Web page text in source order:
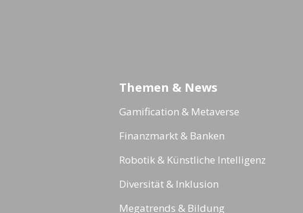
Themen & News
Gamification & Metaverse
Finanzmarkt & Banken
Robotik & Künstliche Intelligenz
Diversität & Inklusion
Megatrends & Bildung